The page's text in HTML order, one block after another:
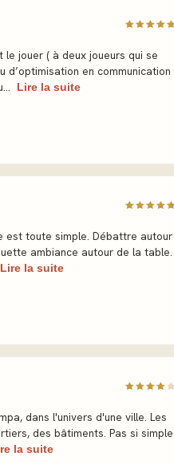
le jouer ( à deux joueurs qui se
d’optimisation en communication
Lire la suite
est toute simple. Débattre autour
ambiance autour de la table.
Lire la suite
dans l'univers d'une ville. Les
des bâtiments. Pas si simple
la suite